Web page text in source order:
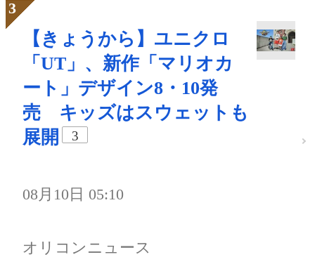
【きょうから】ユニクロ
「UT」、新作「マリオカ
ート」デザイン8・10発
売 キッズはスウェットも
展開
3
08月10日 05:10
オリコンニュース